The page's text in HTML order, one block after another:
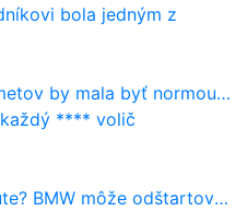
bola jedným z
normou. Jeden nový dnes stojí priemerne 1251 eur!
**** volič
môže odštartovať nový trend